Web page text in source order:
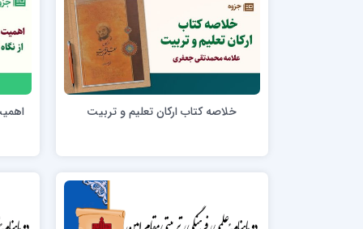
مدرسه علمیه آیت الله بهجت(ره)
مدرسه علمیه ائمه اطهار
مدرسه علمیه حضرت بقیة‌ الله(عج)
مدرسه جهانگیرخان
مدرسه علمیه دارالهدی
مدرسه علمیه شهید صدوقی(ره) واحد2
مدرسه شهید صدوقی ره واحد 4 (شهید ثانی)
مدرسه
مدرسه
مدرسه
خلاصه کتاب ارکان تعلیم و تربیت